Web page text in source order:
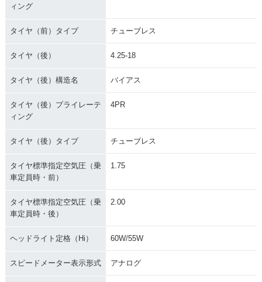
ィング
タイヤ（前）タイプ チューブレス
タイヤ（後） 4.25-18
タイヤ（後）構造名 バイアス
タイヤ（後）プライレーテ
ィング
4PR
タイヤ（後）タイプ チューブレス
タイヤ標準指定空気圧（乗
車定員時・前）
1.75
タイヤ標準指定空気圧（乗
車定員時・後）
2.00
ヘッドライト定格（Hi） 60W/55W
スピードメーター表示形式 アナログ